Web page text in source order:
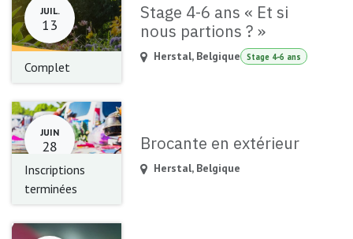
JUIL.
13
Complet
Stage 4-6 ans « Et si
nous partions ? »
Herstal, Belgique Stage 4-6 ans
JUIN
28
Inscriptions
terminées
Brocante en extérieur
Herstal, Belgique